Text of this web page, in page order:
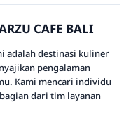
CAFE BALI
adalah destinasi kuliner
pengalaman
Kami mencari individu
dari tim layanan